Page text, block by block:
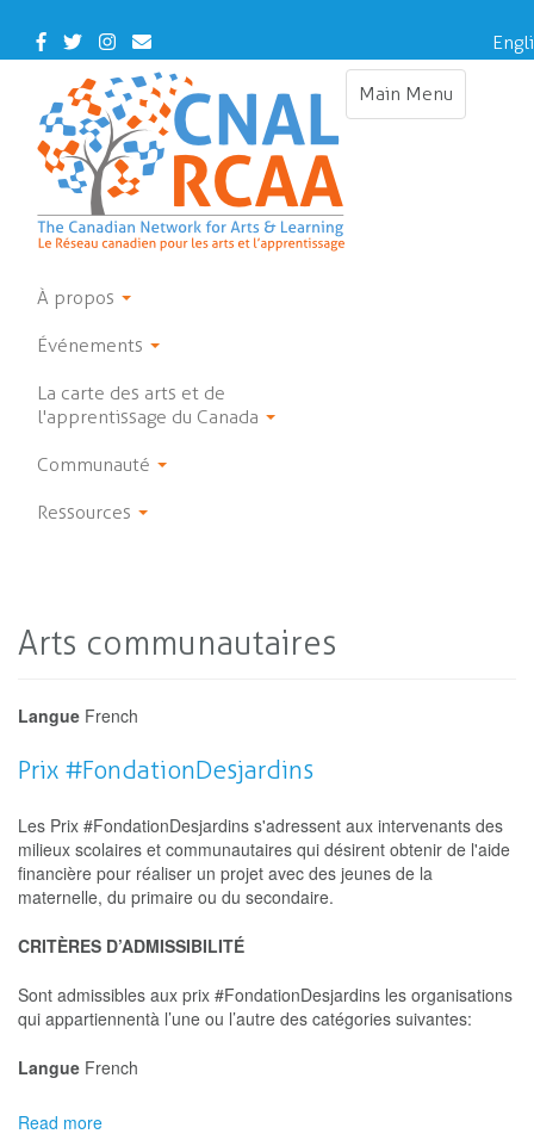
main
Facebook
TwitterInstagram
Contact
Us
Main Menu
Toggle
À propos
Événements
La carte des arts et de
l'apprentissage du Canada
Communauté
Ressources
Arts communautaires
Langue French
Prix #FondationDesjardins
Les Prix #FondationDesjardins s'adressent aux intervenants des
milieux scolaires et communautaires qui désirent obtenir de l'aide
financière pour réaliser un projet avec des jeunes de la
maternelle, du primaire ou du secondaire.
CRITÈRES D’ADMISSIBILITÉ
Sont admissibles aux prix #FondationDesjardins les organisations
qui appartiennentà l’une ou l’autre des catégories suivantes:
Langue French
Read more